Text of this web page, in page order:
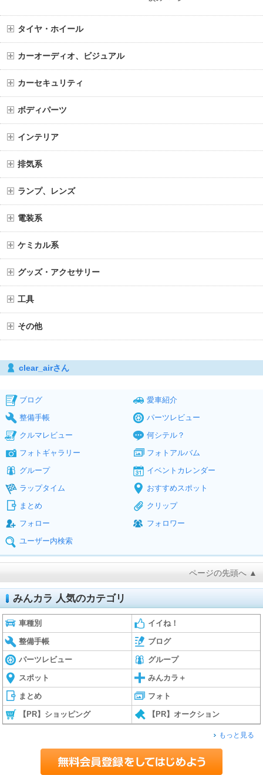
タイヤ・ホイール
カーオーディオ、ビジュアル
カーセキュリティ
ボディパーツ
インテリア
排気系
ランプ、レンズ
電装系
ケミカル系
グッズ・アクセサリー
工具
その他
clear_airさん
ブログ
愛車紹介
整備手帳
パーツレビュー
クルマレビュー
何シテル？
フォトギャラリー
フォトアルバム
グループ
イベントカレンダー
ラップタイム
おすすめスポット
まとめ
クリップ
フォロー
フォロワー
ユーザー内検索
ページの先頭へ ▲
みんカラ 人気のカテゴリ
車種別 イイね！
整備手帳 ブログ
パーツレビュー グループ
スポット みんカラ＋
まとめ フォト
【PR】ショッピング 【PR】オークション
もっと見る